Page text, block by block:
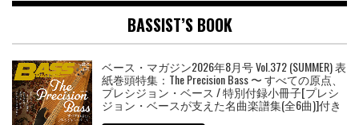
BASSIST’S BOOK
ベース・マガジン2026年8月号 Vol.372 (SUMMER) 表
紙巻頭特集：The Precision Bass 〜 すべての原点、
プレシジョン・ベース / 特別付録小冊子[プレシ
ジョン・ベースが支えた名曲楽譜集(全6曲)]付き